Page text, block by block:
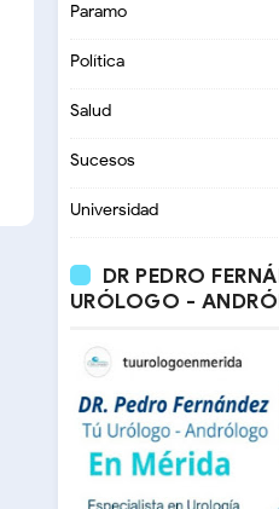
Paramo
Política
Salud
Sucesos
Universidad
DR PEDRO
URÓLOGO -